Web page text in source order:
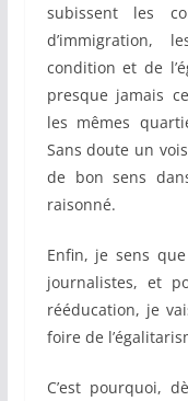
subissent les
d’immigration,
condition et de
presque jamais
les mêmes
Sans doute un
de bon sens
raisonné.
Enfin, je sens
journalistes, et
rééducation, je
foire de
C’est pourquoi,